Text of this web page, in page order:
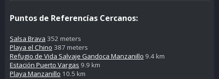
Puntos de Referencías Cercanos:
Salsa Brava 352 meters
Playa el Chino 387 meters
Refugio de Vida Salvaje Gandoca Manzanillo 9.4 km
Estación Puerto Vargas 9.9 km
Playa Manzanillo 10.5 km